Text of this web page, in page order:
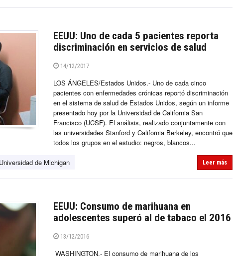
EEUU: Uno de cada 5 pacientes reporta
discriminación en servicios de salud
14/12/2017
LOS ÁNGELES/Estados Unidos.- Uno de cada cinco
pacientes con enfermedades crónicas reportó discriminación
en el sistema de salud de Estados Unidos, según un informe
presentado hoy por la Universidad de California San
Francisco (UCSF). El análisis, realizado conjuntamente con
las universidades Stanford y California Berkeley, encontró que
todos los grupos en el estudio: negros, blancos...
Universidad de Michigan Leer más
EEUU: Consumo de marihuana en
adolescentes superó al de tabaco el 2016
13/12/2016
WASHINGTON.- El consumo de marihuana de los